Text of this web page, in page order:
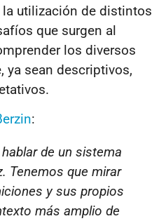
utilización de distintos
que surgen al
los diversos
ya sean descriptivos,
:
de un sistema
Tenemos que mirar
y sus propios
más amplio de